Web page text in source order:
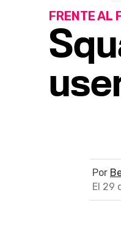
FRENTE AL
Por
El 29